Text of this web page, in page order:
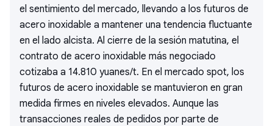
el sentimiento del mercado, llevando a los futuros de
acero inoxidable a mantener una tendencia fluctuante
en el lado alcista. Al cierre de la sesión matutina, el
contrato de acero inoxidable más negociado
cotizaba a 14.810 yuanes/t. En el mercado spot, los
futuros de acero inoxidable se mantuvieron en gran
medida firmes en niveles elevados. Aunque las
transacciones reales de pedidos por parte de